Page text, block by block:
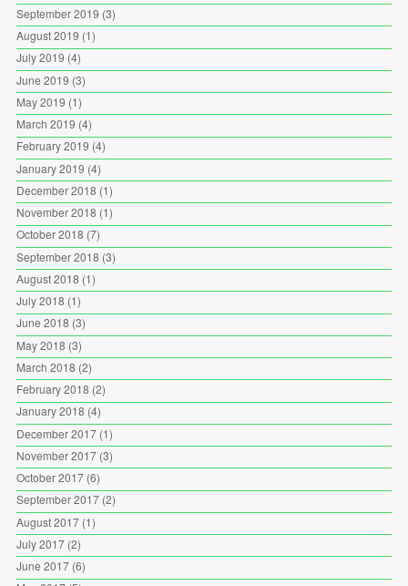
September 2019 (3)
August 2019 (1)
July 2019 (4)
June 2019 (3)
May 2019 (1)
March 2019 (4)
February 2019 (4)
January 2019 (4)
December 2018 (1)
November 2018 (1)
October 2018 (7)
September 2018 (3)
August 2018 (1)
July 2018 (1)
June 2018 (3)
May 2018 (3)
March 2018 (2)
February 2018 (2)
January 2018 (4)
December 2017(1)
November 2017(3)
October 2017(6)
September 2017(2)
August 2017(1)
July 2017(2)
June 2017(6)